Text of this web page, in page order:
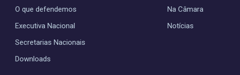
O que defendemos
Executiva Nacional
Secretarias Nacionais
Downloads
Na Câmara
Notícias